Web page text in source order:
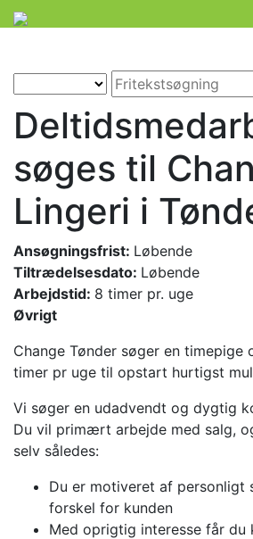
søges til
Lingeri i
Ansøgningsfrist: Løbende
Tiltrædelsesdato: Løbende
Arbejdstid: 8 timer pr. uge
Øvrigt
Change Tønder søger en timepige
timer pr uge til opstart hurtigst
Vi søger en udadvendt og dygtig
Du vil primært arbejde med salg,
selv således:
Du er motiveret af personligt
forskel for kunden
Med oprigtig interesse får du